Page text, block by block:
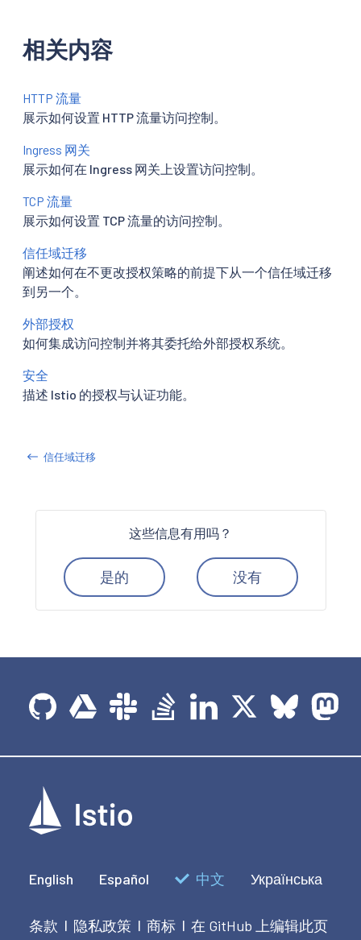
相关内容
HTTP 流量
展示如何设置 HTTP 流量访问控制。
Ingress 网关
展示如何在 Ingress 网关上设置访问控制。
TCP 流量
展示如何设置 TCP 流量的访问控制。
信任域迁移
阐述如何在不更改授权策略的前提下从一个信任域迁移
到另一个。
外部授权
如何集成访问控制并将其委托给外部授权系统。
安全
描述 Istio 的授权与认证功能。
信任域迁移
这些信息有用吗？
是的 没有
English Español 中文 Українська
条款 | 隐私政策 | 商标 | 在 GitHub 上编辑此页